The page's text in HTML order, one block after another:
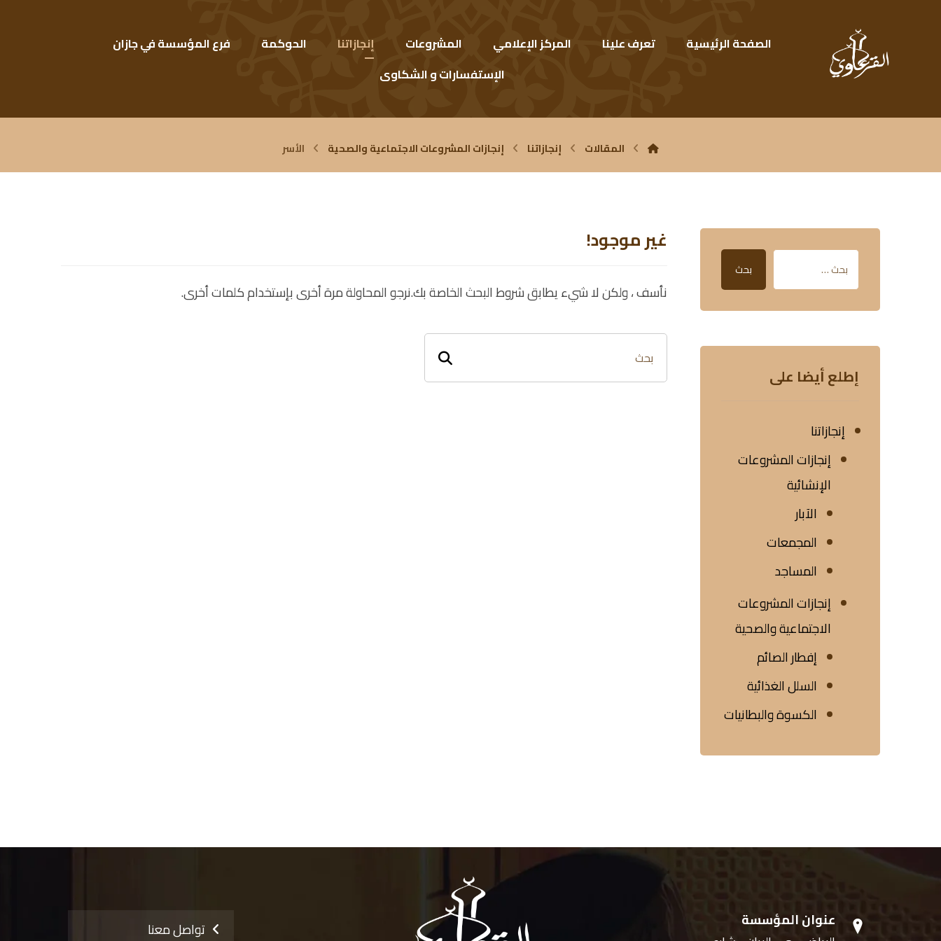
الصفحة الرئيسية تعرف علينا المركز الإعلامي المشروعات إنجازاتنا الحوكمة
فرع المؤسسة في جازان
الإستفسارات و الشكاوى
المقالات إنجازاتنا إنجازات المشروعات الاجتماعية والصحية الأسر
غير موجود!
نأسف ، ولكن لا شيء يطابق شروط البحث الخاصة بك.نرجو المحاولة مرة أخرى بإستخدام كلمات أخرى.
بحث
إطلع أيضا على
إنجازاتنا
إنجازات المشروعات
الإنشائية
الآبار
المجمعات
المساجد
إنجازات المشروعات
الاجتماعية والصحية
إفطار الصائم
السلل الغذائية
الكسوة والبطانيات
عنوان المؤسسة
تواصل معنا